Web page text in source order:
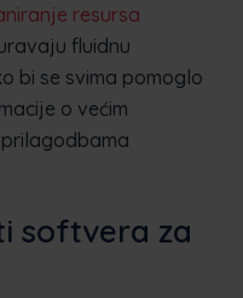
resursa
fluidnu
bi se svima pomoglo
o većim
softvera za